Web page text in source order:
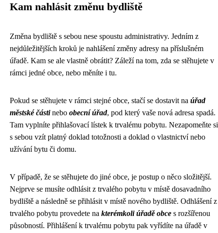
Kam nahlásit změnu bydliště
Změna bydliště s sebou nese spoustu administrativy. Jedním z
nejdůležitějších kroků je nahlášení změny adresy na příslušném
úřadě. Kam se ale vlastně obrátit? Záleží na tom, zda se stěhujete v
rámci jedné obce, nebo měníte i tu.
Pokud se stěhujete v rámci stejné obce, stačí se dostavit na úřad
městské částinebo obecní úřad, pod který vaše nová adresa spadá.
Tam vyplníte přihlašovací lístek k trvalému pobytu. Nezapomeňte si
s sebou vzít platný doklad totožnosti a doklad o vlastnictví nebo
užívání bytu či domu.
V případě, že se stěhujete do jiné obce, je postup o něco složitější.
Nejprve se musíte odhlásit z trvalého pobytu v místě dosavadního
bydliště a následně se přihlásit v místě nového bydliště. Odhlášení z
trvalého pobytu provedete na kterémkoli úřadě obce s rozšířenou
působností. Přihlášení k trvalému pobytu pak vyřídíte na úřadě v